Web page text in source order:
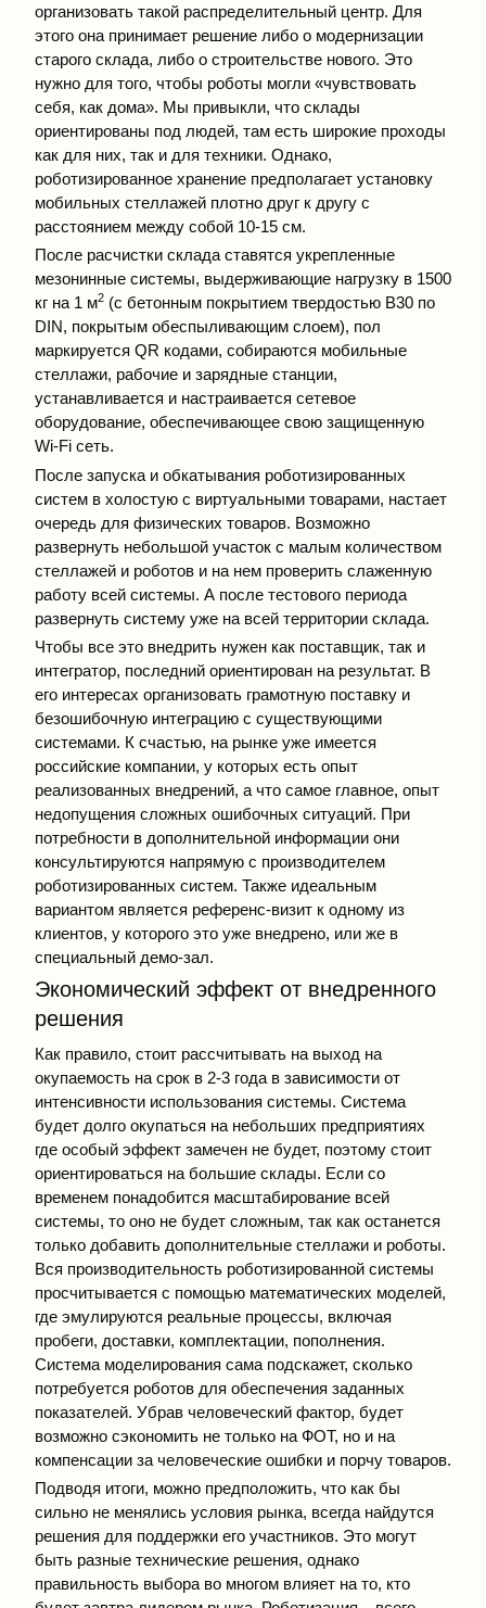
организовать такой распределительный центр. Для
этого она принимает решение либо о модернизации
старого склада, либо о строительстве нового. Это
нужно для того, чтобы роботы могли «чувствовать
себя, как дома». Мы привыкли, что склады
ориентированы под людей, там есть широкие проходы
как для них, так и для техники. Однако,
роботизированное хранение предполагает установку
мобильных стеллажей плотно друг к другу с
расстоянием между собой 10-15 см.
После расчистки склада ставятся укрепленные
мезонинные системы, выдерживающие нагрузку в 1500
кг на 1 м2 (с бетонным покрытием твердостью В30 по
DIN, покрытым обеспыливающим слоем), пол
маркируется QR кодами, собираются мобильные
стеллажи, рабочие и зарядные станции,
устанавливается и настраивается сетевое
оборудование, обеспечивающее свою защищенную
Wi-Fi сеть.
После запуска и обкатывания роботизированных
систем в холостую с виртуальными товарами, настает
очередь для физических товаров. Возможно
развернуть небольшой участок с малым количеством
стеллажей и роботов и на нем проверить слаженную
работу всей системы. А после тестового периода
развернуть систему уже на всей территории склада.
Чтобы все это внедрить нужен как поставщик, так и
интегратор, последний ориентирован на результат. В
его интересах организовать грамотную поставку и
безошибочную интеграцию с существующими
системами. К счастью, на рынке уже имеется
российские компании, у которых есть опыт
реализованных внедрений, а что самое главное, опыт
недопущения сложных ошибочных ситуаций. При
потребности в дополнительной информации они
консультируются напрямую с производителем
роботизированных систем. Также идеальным
вариантом является референс-визит к одному из
клиентов, у которого это уже внедрено, или же в
специальный демо-зал.
Экономический эффект от внедренного
решения
Как правило, стоит рассчитывать на выход на
окупаемость на срок в 2-3 года в зависимости от
интенсивности использования системы. Система
будет долго окупаться на небольших предприятиях
где особый эффект замечен не будет, поэтому стоит
ориентироваться на большие склады. Если со
временем понадобится масштабирование всей
системы, то оно не будет сложным, так как останется
только добавить дополнительные стеллажи и роботы.
Вся производительность роботизированной системы
просчитывается с помощью математических моделей,
где эмулируются реальные процессы, включая
пробеги, доставки, комплектации, пополнения.
Система моделирования сама подскажет, сколько
потребуется роботов для обеспечения заданных
показателей. Убрав человеческий фактор, будет
возможно сэкономить не только на ФОТ, но и на
компенсации за человеческие ошибки и порчу товаров.
Подводя итоги, можно предположить, что как бы
сильно не менялись условия рынка, всегда найдутся
решения для поддержки его участников. Это могут
быть разные технические решения, однако
правильность выбора во многом влияет на то, кто